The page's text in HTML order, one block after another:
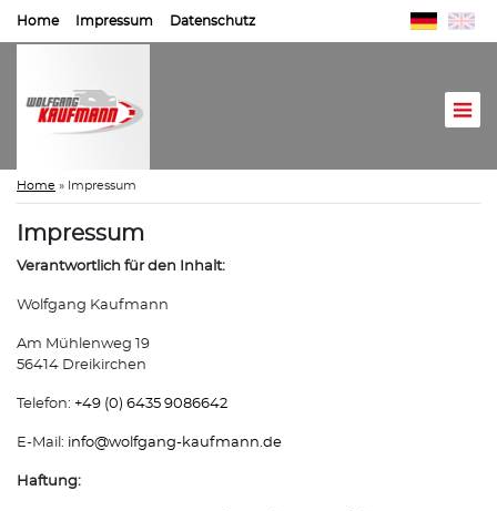
Home Impressum Datenschutz
Home » Impressum
Impressum
Verantwortlich für den Inhalt:
Wolfgang Kaufmann
Am Mühlenweg 19
56414 Dreikirchen
Telefon: +49 (0) 6435 9086642
E-Mail: info@wolfgang-kaufmann.de
Haftung: